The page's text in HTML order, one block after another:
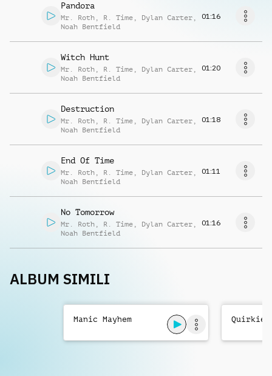
Pandora
Mr. Roth , R. Time , Dylan Carter ,
Noah Bentfield
01:16
Witch Hunt
Mr. Roth , R. Time , Dylan Carter ,
Noah Bentfield
01:20
Destruction
Mr. Roth , R. Time , Dylan Carter ,
Noah Bentfield
01:18
End Of Time
Mr. Roth , R. Time , Dylan Carter ,
Noah Bentfield
01:11
No Tomorrow
Mr. Roth , R. Time , Dylan Carter ,
Noah Bentfield
01:16
ALBUM SIMILI
Manic Mayhem